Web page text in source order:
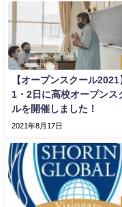
【オープンスクール2021
1・2日に高校オープンス
ルを開催しました！
2021年8月17日